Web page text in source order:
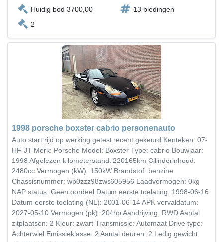
Huidig bod 3700,00
13 biedingen
2
1998 porsche boxster cabrio personenauto
Auto start rijd op werking getest recent gekeurd Kenteken: 07-
HF-JT Merk: Porsche Model: Boxster Type: cabrio Bouwjaar:
1998 Afgelezen kilometerstand: 220165km Cilinderinhoud:
2480cc Vermogen (kW): 150kW Brandstof: benzine
Chassisnummer: wp0zzz98zws605956 Laadvermogen: 0kg
NAP status: Geen oordeel Datum eerste toelating: 1998-06-16
Datum eerste toelating (NL): 2001-06-14 APK vervaldatum:
2027-05-10 Vermogen (pk): 204hp Aandrijving: RWD Aantal
zitplaatsen: 2 Kleur: zwart Transmissie: Automaat Drive type:
Achterwiel Emissieklasse: 2 Aantal deuren: 2 Ledig gewicht: